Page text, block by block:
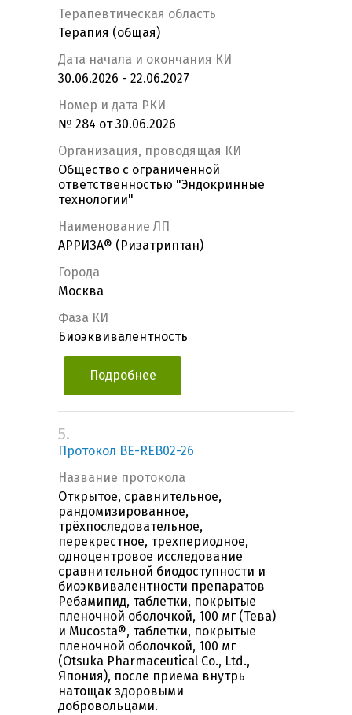
Терапевтическая область
Терапия (общая)
Дата начала и окончания КИ
30.06.2026 - 22.06.2027
Номер и дата РКИ
№ 284 от 30.06.2026
Организация, проводящая КИ
Общество с ограниченной
ответственностью "Эндокринные
технологии"
Наименование ЛП
АРРИЗА® (Ризатриптан)
Города
Москва
Фаза КИ
Биоэквивалентность
Подробнее
5.
Протокол BE-REB02-26
Название протокола
Открытое, сравнительное,
рандомизированное,
трёхпоследовательное,
перекрестное, трехпериодное,
одноцентровое исследование
сравнительной биодоступности и
биоэквивалентности препаратов
Ребамипид, таблетки, покрытые
пленочной оболочкой, 100 мг (Тева)
и Mucosta®, таблетки, покрытые
пленочной оболочкой, 100 мг
(Otsuka Pharmaceutical Co., Ltd.,
Япония), после приема внутрь
натощак здоровыми
добровольцами.